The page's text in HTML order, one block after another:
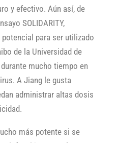
y efectivo. Aún así, de
SOLIDARITY,
para ser utilizado
de la Universidad de
mucho tiempo en
A Jiang le gusta
administrar altas dosis
más potente si se